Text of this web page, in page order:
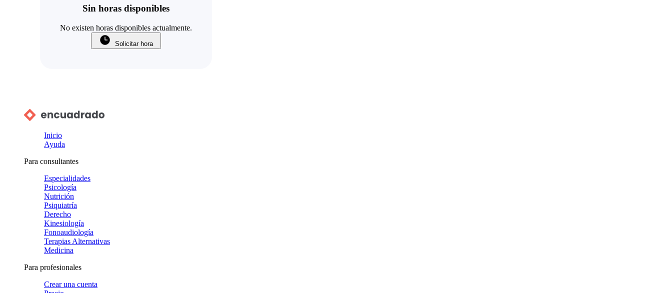
Sin horas disponibles
No existen horas disponibles actualmente.
Solicitar hora
Inicio
Ayuda
Para consultantes
Especialidades
Psicología
Nutrición
Psiquiatría
Derecho
Kinesiología
Fonoaudiología
Terapias Alternativas
Medicina
Para profesionales
Crear una cuenta